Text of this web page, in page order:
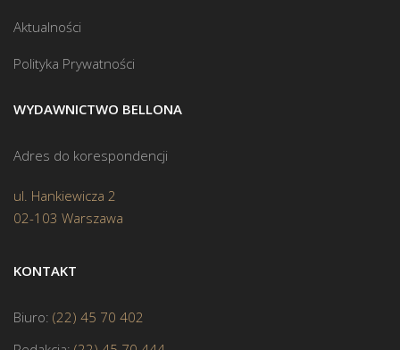
Aktualności
Polityka Prywatności
WYDAWNICTWO BELLONA
Adres do korespondencji
ul. Hankiewicza 2
02-103 Warszawa
KONTAKT
Biuro: (22) 45 70 402